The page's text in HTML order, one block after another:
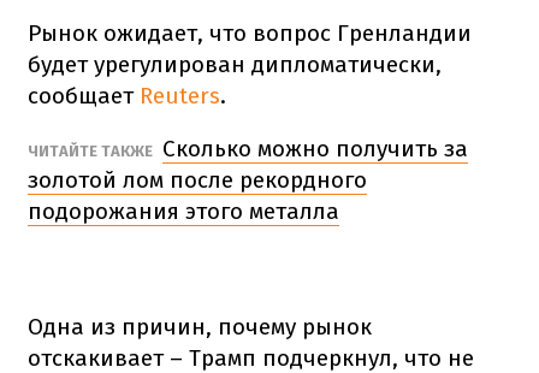
Рынок ожидает, что вопрос Гренландии
будет урегулирован дипломатически,
сообщает Reuters.
ЧИТАЙТЕ ТАКЖЕ Сколько можно получить за
золотой лом после рекордного
подорожания этого металла
Одна из причин, почему рынок
отскакивает – Трамп подчеркнул, что не